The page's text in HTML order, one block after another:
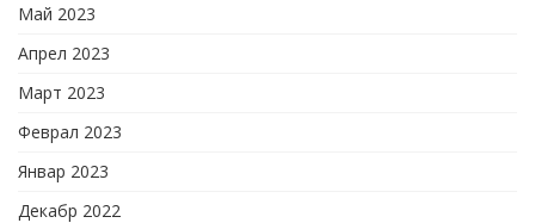
Май 2023
Апрел 2023
Март 2023
Феврал 2023
Январ 2023
Декабр 2022